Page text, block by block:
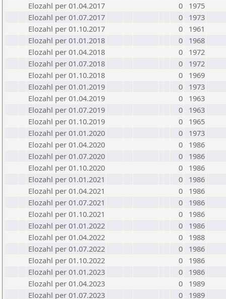
Elozahl per 01.04.2017
0
1975
Elozahl per 01.07.2017
0
1973
Elozahl per 01.10.2017
0
1961
Elozahl per 01.01.2018
0
1968
Elozahl per 01.04.2018
0
1972
Elozahl per 01.07.2018
0
1972
Elozahl per 01.10.2018
0
1969
Elozahl per 01.01.2019
0
1973
Elozahl per 01.04.2019
0
1963
Elozahl per 01.07.2019
0
1963
Elozahl per 01.10.2019
0
1965
Elozahl per 01.01.2020
0
1973
Elozahl per 01.04.2020
0
1986
Elozahl per 01.07.2020
0
1986
Elozahl per 01.10.2020
0
1986
Elozahl per 01.01.2021
0
1986
Elozahl per 01.04.2021
0
1986
Elozahl per 01.07.2021
0
1986
Elozahl per 01.10.2021
0
1986
Elozahl per 01.01.2022
0
1986
Elozahl per 01.04.2022
0
1988
Elozahl per 01.07.2022
0
1986
Elozahl per 01.10.2022
0
1986
Elozahl per 01.01.2023
0
1986
Elozahl per 01.04.2023
0
1989
Elozahl per 01.07.2023
0
1989